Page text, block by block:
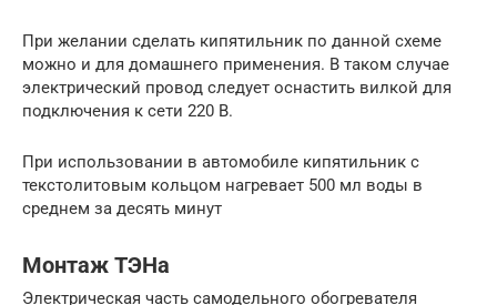
При желании сделать кипятильник по данной схеме
можно и для домашнего применения. В таком случае
электрический провод следует оснастить вилкой для
подключения к сети 220 В.
При использовании в автомобиле кипятильник с
текстолитовым кольцом нагревает 500 мл воды в
среднем за десять минут
Монтаж ТЭНа
Электрическая часть самодельного обогревателя